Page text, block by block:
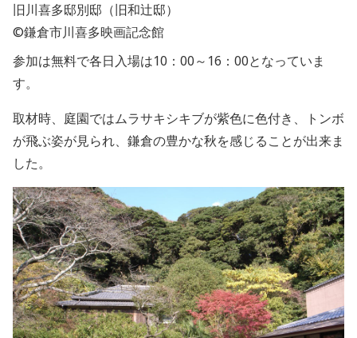
旧川喜多邸別邸（旧和辻邸）
©鎌倉市川喜多映画記念館
参加は無料で各日入場は10：00～16：00となっていま
す。
取材時、庭園ではムラサキシキブが紫色に色付き、トンボ
が飛ぶ姿が見られ、鎌倉の豊かな秋を感じることが出来ま
した。